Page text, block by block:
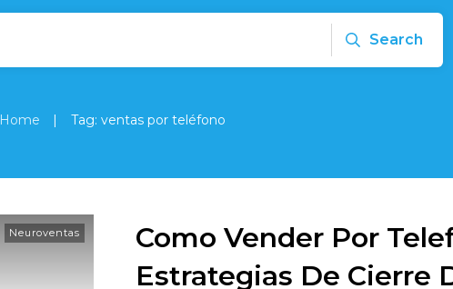
Search
Home | Tag: ventas por teléfono
Neuroventas
Como Vender Por
Estrategias De Cierre